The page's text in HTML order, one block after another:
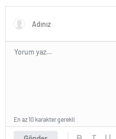
En az 10 karakter gerekli